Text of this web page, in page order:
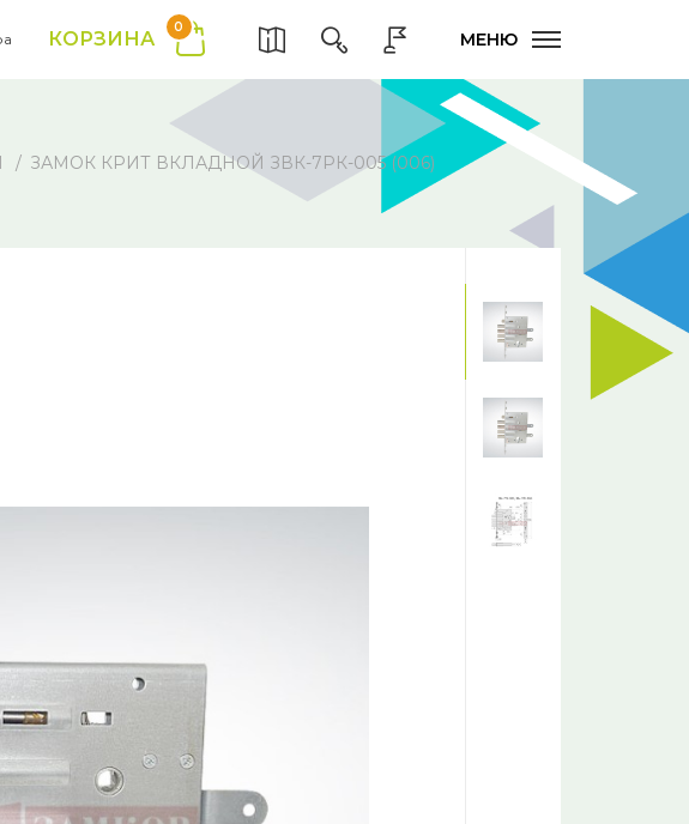
КОРЗИНА
0
МЕНЮ
ЗАМОК КРИТ ВКЛАДНОЙ ЗВК-7РК-005 (006)